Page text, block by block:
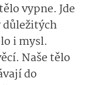
vypne. Jde
důležitých
i mysl.
Naše tělo
do